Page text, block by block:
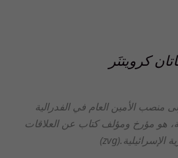
منصب الأمين العام في الفدرالية
هو مؤرخ ومؤلف كتاب عن العلاقات
الإسرائيلية.(zvg)